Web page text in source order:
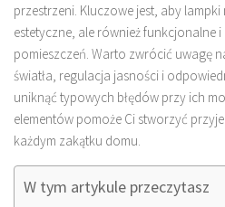
przestrzeni. Kluczowe jest, aby lampki
estetyczne, ale również funkcjonalne
pomieszczeń. Warto zwrócić uwagę
światła, regulacja jasności i
uniknąć typowych błędów przy ich
elementów pomoże Ci stworzyć
każdym zakątku domu.
W tym artykule przeczytasz